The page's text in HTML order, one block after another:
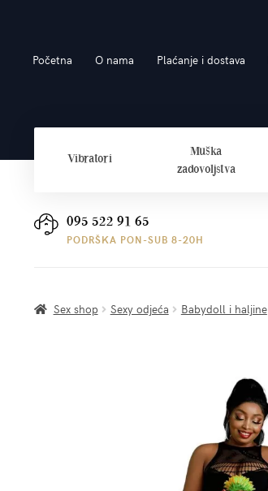
na
do
Početna O nama Plaćanje i dostava
Vibratori
Muška
zadovoljstva
095 522 91 65
PODRŠKA PON-SUB 8-20H
Sex shop Sexy odjeća Babydoll i haljine